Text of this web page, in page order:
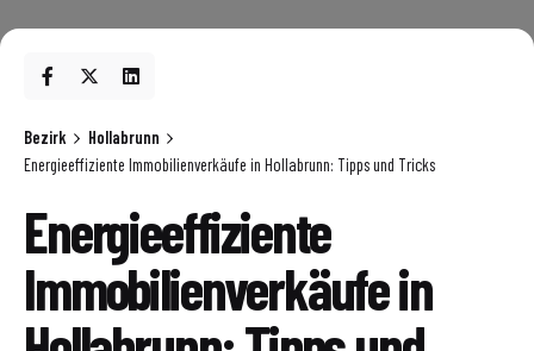
Bezirk
Hollabrunn
Energieeffiziente Immobilienverkäufe in Hollabrunn: Tipps und Tricks
Energieeffiziente
Immobilienverkäufe in